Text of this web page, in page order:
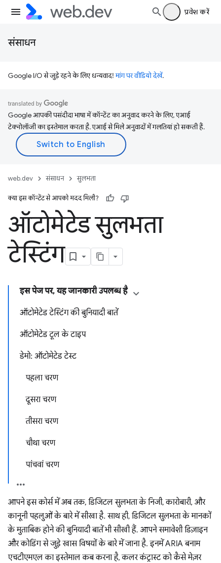
प्रवेश करें
संसाधन
Google I/O से जुड़े रहने के लिए धन्यवाद!मांग पर वीडियो देखें.
Google आपकी पसंदीदा भाषा में कॉन्टेंट का अनुवाद करने के लिए, एआई
टेक्नोलॉजी का इस्तेमाल करता है. एआई से मिले अनुवादों में गलतियां हो सकती हैं.
web.dev संसाधन सुलभता
क्या इस कॉन्टेंट से आपको मदद मिली?
ऑटोमेटेड सुलभता
टेस्टिंग
इस पेज पर, यह जानकारी उपलब्ध है
ऑटोमेटेड टेस्टिंग की बुनियादी बातें
ऑटोमेटेड टूल के टाइप
डेमो: ऑटोमेटेड टेस्ट
पहला चरण
दूसरा चरण
तीसरा चरण
चौथा चरण
पांचवां चरण
आपने इस कोर्स में अब तक, डिजिटल सुलभता के निजी, कारोबारी, और
कानूनी पहलुओं के बारे में सीखा है. साथ ही, डिजिटल सुलभता के मानकों
के मुताबिक होने की बुनियादी बातें भी सीखी हैं. आपने समावेशी डिज़ाइन
और कोडिंग से जुड़े खास विषयों के बारे में जाना है. इनमें ARIA बनाम
एचटीएमएल का इस्तेमाल कब करना है, कलर कंट्रास्ट को कैसे मेज़र